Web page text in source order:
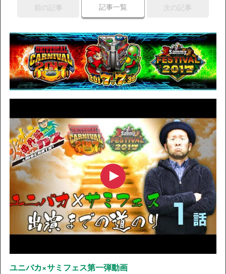
前の記事 記事一覧 次の記事
ユニバカ×サミフェス第一弾動画